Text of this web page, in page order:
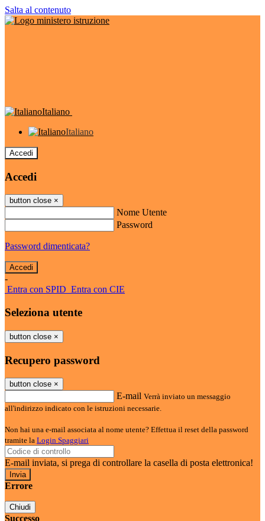
Salta al contenuto
Italiano
Italiano
Accedi
Accedi
button close ×
Nome Utente
Password
Password dimenticata?
-
Entra con SPID Entra con CIE
Seleziona utente
button close ×
Recupero password
button close ×
E-mail Verrà inviato un messaggio
all'indirizzo indicato con le istruzioni necessarie.
Non hai una e-mail associata al nome utente? Effettua il reset della password
tramite la Login Spaggiari
E-mail inviata, si prega di controllare la casella di posta elettronica!
Errore
Chiudi
Successo